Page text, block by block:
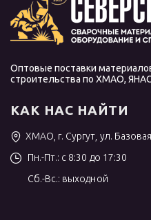
Оптовые поставки
строительства по ХМАО,
КАК НАС НАЙТИ
ХМАО, г. Сургут, ул.
Пн.-Пт.: с 8:30 до 17:30
Сб.-Вс.: выходной